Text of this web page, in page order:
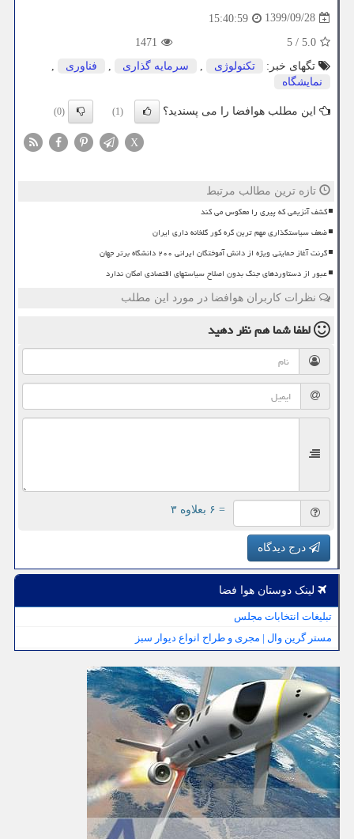
1399/09/28
15:40:59
5.0
/
5
1471
تگهای خبر:
تكنولوژی , سرمایه گذاری , فناوری
,
نمایشگاه
این مطلب هوافضا را می پسندید؟ (1)
(0)
X
تازه ترین مطالب مرتبط
کشف آنزیمی که پیری را معکوس می کند
ضعف سیاستگذاری مهم ترین گره کور گلخانه داری ایران
گرنت آغاز حمایتی ویژه از دانش آموختگان ایرانی ۲۰۰ دانشگاه برتر جهان
عبور از دستاوردهای جنگ بدون اصلاح سیاستهای اقتصادی امکان ندارد
نظرات کاربران هوافضا در مورد این مطلب
لطفا شما همنظر دهید
= ۶ بعلاوه ۳
درج دیدگاه
لینک دوستان هوا فضا
تبلیغات انتخابات مجلس
مستر گرین وال | مجری و طراح انواع دیوار سبز